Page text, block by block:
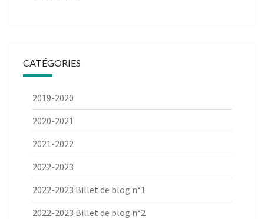
CATÉGORIES
2019-2020
2020-2021
2021-2022
2022-2023
2022-2023 Billet de blog n°1
2022-2023 Billet de blog n°2